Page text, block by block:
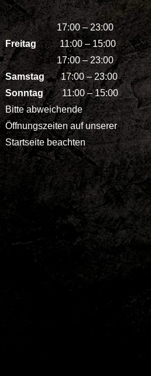
17:00 – 23:00
Freitag 11:00 – 15:00
17:00 – 23:00
Samstag17:00 – 23:00
Sonntag 11:00 – 15:00
Bitte abweichende
Öffnungszeiten auf unserer
Startseite beachten